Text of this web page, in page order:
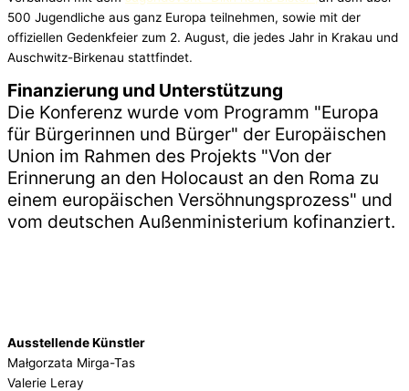
500 Jugendliche aus ganz Europa teilnehmen, sowie mit der
offiziellen Gedenkfeier zum 2. August, die jedes Jahr in Krakau und
Auschwitz-Birkenau stattfindet.
Finanzierung und Unterstützung
Die Konferenz wurde vom Programm "Europa
für Bürgerinnen und Bürger" der Europäischen
Union im Rahmen des Projekts "Von der
Erinnerung an den Holocaust an den Roma zu
einem europäischen Versöhnungsprozess" und
vom deutschen Außenministerium kofinanziert.
Ausstellende Künstler
Małgorzata Mirga-Tas
Valerie Leray